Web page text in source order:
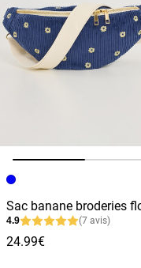
Image précédente
Image suivante
4.9 (7 avis)
24.99€